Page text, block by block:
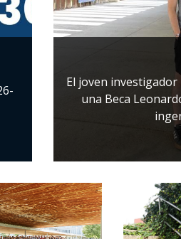
El joven
una Beca